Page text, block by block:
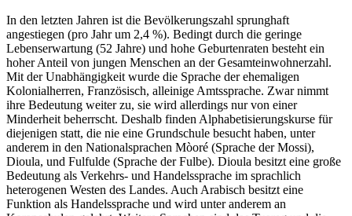
In den letzten Jahren ist die Bevölkerungszahl sprunghaft
angestiegen (pro Jahr um 2,4 %). Bedingt durch die geringe
Lebenserwartung (52 Jahre) und hohe Geburtenraten besteht ein
hoher Anteil von jungen Menschen an der Gesamteinwohnerzahl.
Mit der Unabhängigkeit wurde die Sprache der ehemaligen
Kolonialherren, Französisch, alleinige Amtssprache. Zwar nimmt
ihre Bedeutung weiter zu, sie wird allerdings nur von einer
Minderheit beherrscht. Deshalb finden Alphabetisierungskurse für
diejenigen statt, die nie eine Grundschule besucht haben, unter
anderem in den Nationalsprachen Mòoré (Sprache der Mossi),
Dioula, und Fulfulde (Sprache der Fulbe). Dioula besitzt eine große
Bedeutung als Verkehrs- und Handelssprache im sprachlich
heterogenen Westen des Landes. Auch Arabisch besitzt eine
Funktion als Handelssprache und wird unter anderem an